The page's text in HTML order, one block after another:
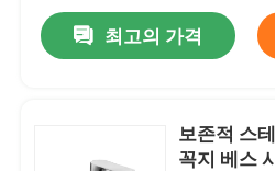
최고의 가격
보존적 스
꼭지 베스